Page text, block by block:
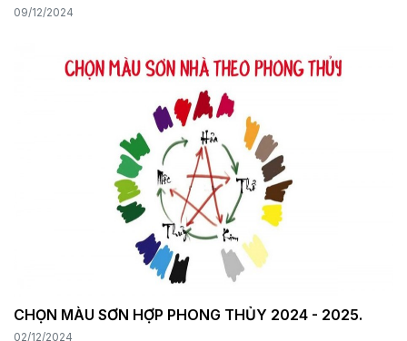
09/12/2024
CHỌN MÀU SƠN HỢP PHONG THỦY 2024 - 2025.
02/12/2024